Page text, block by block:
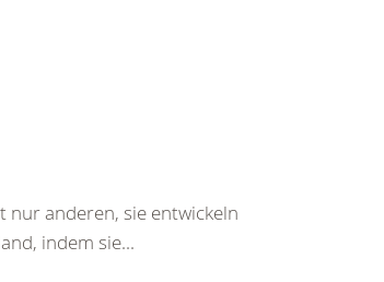
nur anderen, sie entwickeln
indem sie...